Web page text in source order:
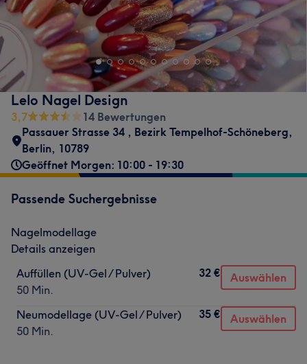
Lelo Nagel Design
3,7
14 Bewertungen
Passauer Strasse 34 , Bezirk Tempelhof-Schöneberg,
Berlin, 10789
Geöffnet Morgen: 10:00 - 19:30
Passende Suchergebnisse
Nagelmodellage
Details anzeigen
Auffüllen (UV-Gel / Pulver)
50 Min.
32 € Auswählen
Neumodellage (UV-Gel / Pulver)
50 Min.
35 € Auswählen